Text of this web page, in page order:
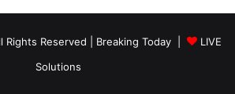
Reserved | Breaking Today |
LIVE
Solutions